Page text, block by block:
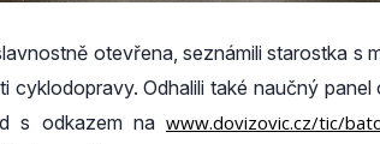
otevřena, seznámili starostka s
cyklodopravy. Odhalili také naučný
s odkazem na www.dovizovic.cz/tic/